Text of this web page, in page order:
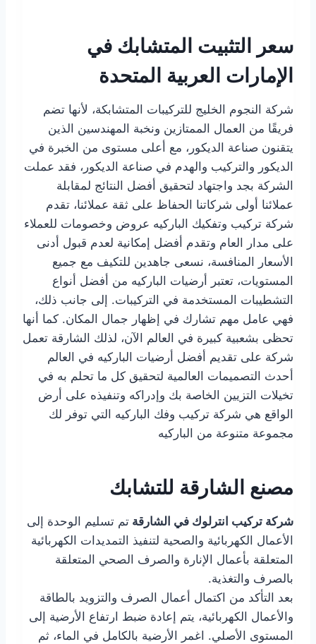
سعر التثبيت المتشابك في
الإمارات العربية المتحدة
شركة النجوم الخليج للتركيبات المتشابكة، لأنها تضم ​​
فريقًا من العمال الممتازين ونخبة المهندسين الذين
يتقنون صناعة الديكور، مع أعلى مستوى من الخبرة في
الديكور والتركيب والهدم في صناعة الديكور، فقد عملت
الشركة بجد واجتهاد لتحقيق أفضل النتائج لمقابلة
عملائنا أولى شركاتنا الحفاظ على ثقة عملائنا، تقدم
شركة تركيب وتفكيك الباركيه عروض وخصومات للعملاء
على مدار العام وتقدم أفضل إمكانية لعدم قبول أدنى
الأسعار المنافسة، نسعى جاهدين للتكيف مع جميع
المستويات، تعتبر أرضيات الباركيه من أفضل أنواع
التشطيبات المستخدمة في التركيبات. إلى جانب ذلك،
فهي عامل مهم تشارك في إظهار جمال المكان. كما أنها
تحظى بشعبية كبيرة في العالم الآن، لذلك الشارقة تعمل
شركة على تقديم أفضل أرضيات الباركيه في العالم
أحدث التصميمات العالمية لتحقيق كل ما تحلم به في
تخيلات التزيين الخاصة بك وإدراكه وتنفيذه على أرض
الواقع هي شركة تركيب وفك الباركيه التي توفر لك
مجموعة متنوعة من الباركيه
مصنع الشارقة للتشابك
شركة تركيب انترلوك في الشارقة تم تسليم الوحدة إلى
الأعمال الكهربائية والصحية لتنفيذ التمديدات الكهربائية
المتعلقة بأعمال الإنارة والصرف الصحي المتعلقة
بالصرف والتغذية.
بعد التأكد من اكتمال أعمال الصرف والتزويد بالطاقة
والأعمال الكهربائية، يتم إعادة ضبط ارتفاع الأرضية إلى
المستوى الأصلي. اغمر الأرضية بالكامل في الماء، ثم